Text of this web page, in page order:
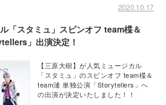
2020.10.17
「スタミュ」スピンオフ team楪＆
」出演決定！
【三原大樹】が人気ミュージカル
「スタミュ」のスピンオフ team楪＆
team漣 単独公演「Storytellers」へ
の出演が決定いたしました！！